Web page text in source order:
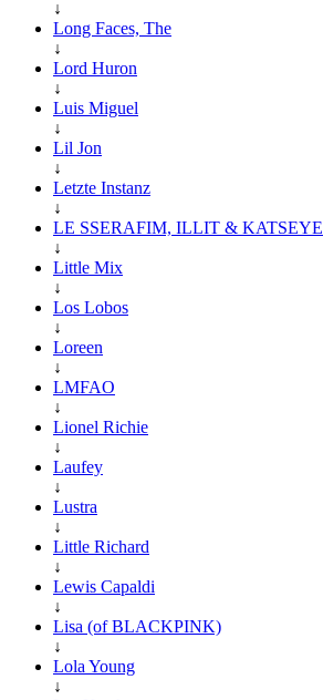
↓
Long Faces, The
↓
Lord Huron
↓
Luis Miguel
↓
Lil Jon
↓
Letzte Instanz
↓
LE SSERAFIM, ILLIT & KATSEYE
↓
Little Mix
↓
Los Lobos
↓
Loreen
↓
LMFAO
↓
Lionel Richie
↓
Laufey
↓
Lustra
↓
Little Richard
↓
Lewis Capaldi
↓
Lisa (of BLACKPINK)
↓
Lola Young
↓